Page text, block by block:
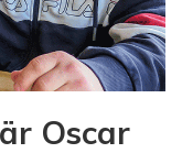
Oscar